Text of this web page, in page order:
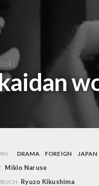
DRAMA FOREIGN
JAPAN
Mikio Naruse
Ryuzo Kikushima